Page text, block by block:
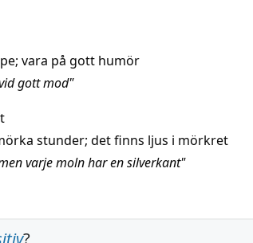
vara på gott humör
gott mod"
stunder; det finns ljus i mörkret
varje moln har en silverkant"
?